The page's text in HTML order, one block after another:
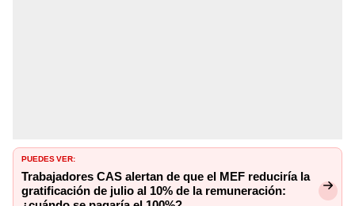
PUEDES VER:
Trabajadores CAS alertan de que el MEF reduciría la
gratificación de julio al 10% de la remuneración: